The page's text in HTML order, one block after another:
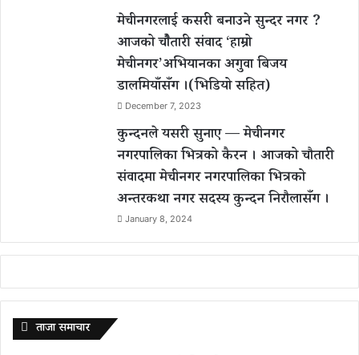
मेचीनगरलाई कसरी बनाउने सुन्दर नगर ?
आजको चौैतारी संवाद ‘हाम्रो
मेचीनगर’अभियानका अगुवा बिजय
डालमियाँसँग ।(भिडियो सहित)
December 7, 2023
कुन्दनले यसरी सुनाए — मेचीनगर
नगरपालिका भित्रको कैरन । आजको चौतारी
संवादमा मेचीनगर नगरपालिका भित्रको
अन्तरकथा नगर सदस्य कुन्दन निरौलासँग ।
January 8, 2024
ताजा समाचार